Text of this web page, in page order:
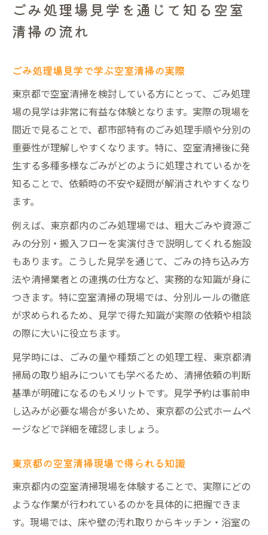
ごみ処理場見学を通じて知る空室
清掃の流れ
ごみ処理場見学で学ぶ空室清掃の実際
東京都で空室清掃を検討している方にとって、ごみ処理
場の見学は非常に有益な体験となります。実際の現場を
間近で見ることで、都市部特有のごみ処理手順や分別の
重要性が理解しやすくなります。特に、空室清掃後に発
生する多種多様なごみがどのように処理されているかを
知ることで、依頼時の不安や疑問が解消されやすくなり
ます。
例えば、東京都内のごみ処理場では、粗大ごみや資源ご
みの分別・搬入フローを実演付きで説明してくれる施設
もあります。こうした見学を通じて、ごみの持ち込み方
法や清掃業者との連携の仕方など、実務的な知識が身に
つきます。特に空室清掃の現場では、分別ルールの徹底
が求められるため、見学で得た知識が実際の依頼や相談
の際に大いに役立ちます。
見学時には、ごみの量や種類ごとの処理工程、東京都清
掃局の取り組みについても学べるため、清掃依頼の判断
基準が明確になるのもメリットです。見学予約は事前申
し込みが必要な場合が多いため、東京都の公式ホームペ
ージなどで詳細を確認しましょう。
東京都の空室清掃現場で得られる知識
東京都内の空室清掃現場を体験することで、実際にどの
ような作業が行われているのかを具体的に把握できま
す。現場では、床や壁の汚れ取りからキッチン・浴室の